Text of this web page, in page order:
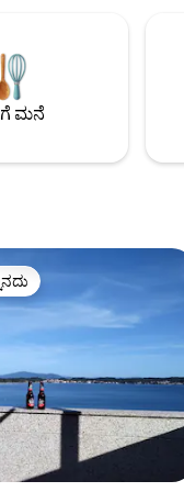
ನಡಿಗೆ. ಮತ್ತು ಎಲ್ಲವನ್ನೂ
ಮೈಕ್ರೊವೇವ್, ಐರನ್,
ಮೇಕರ್, ವಾಷಿಂಗ್ ಮೆಷಿನ್
ಮನೆ